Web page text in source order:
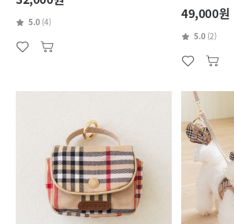
5.0 (4) 49,000원
5.0 (2)